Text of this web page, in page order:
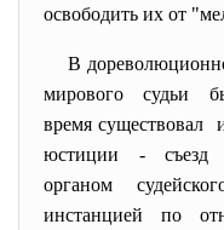
освободить их от
В
мирового судьи
время существовал
юстиции - съезд
органом
инстанцией по